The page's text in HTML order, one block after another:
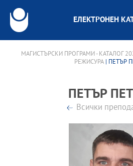
ЕЛЕКТРОНЕН
МАГИСТЪРСКИ ПРОГРАМИ - КАТАЛОГ
РЕЖИСУРА| ПЕТЪР
ПЕТЪР
Всички